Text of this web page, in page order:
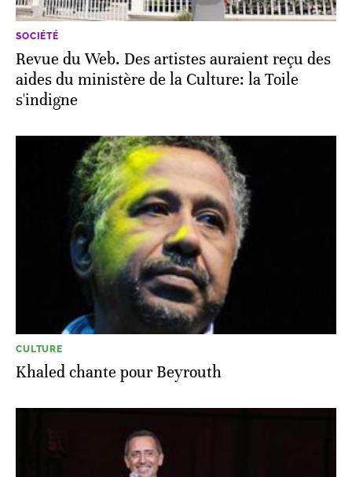
SOCIÉTÉ
Revue du Web. Des artistes auraient reçu des
aides du ministère de la Culture: la Toile
s'indigne
CULTURE
Khaled chante pour Beyrouth